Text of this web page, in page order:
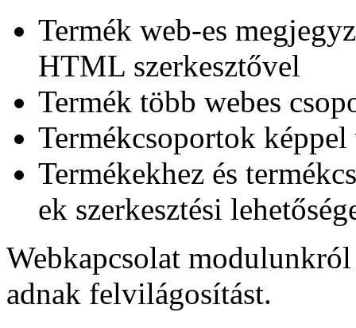
Termék web-es
HTML szerkesztővel
Termék több webes
Termékcsoportok képpel
Termékekhez és
ek szerkesztési
Webkapcsolat
adnak felvilágosítást.